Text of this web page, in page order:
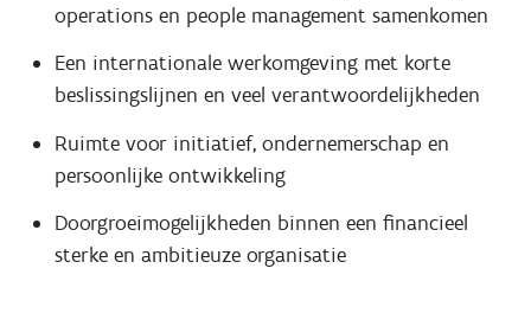
operations en people management samenkomen
Een internationale werkomgeving met korte
beslissingslijnen en veel verantwoordelijkheden
Ruimte voor initiatief, ondernemerschap en
persoonlijke ontwikkeling
Doorgroeimogelijkheden binnen een financieel
sterke en ambitieuze organisatie